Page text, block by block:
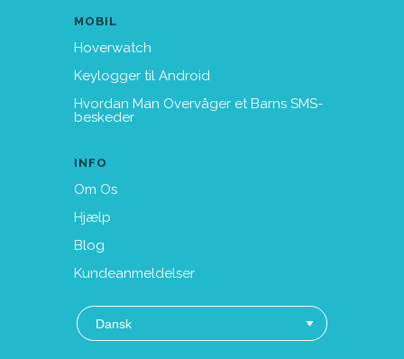
MOBIL
Hoverwatch
Keylogger til Android
Hvordan Man Overvåger et Barns SMS-
beskeder
INFO
Om Os
Hjælp
Blog
Kundeanmeldelser